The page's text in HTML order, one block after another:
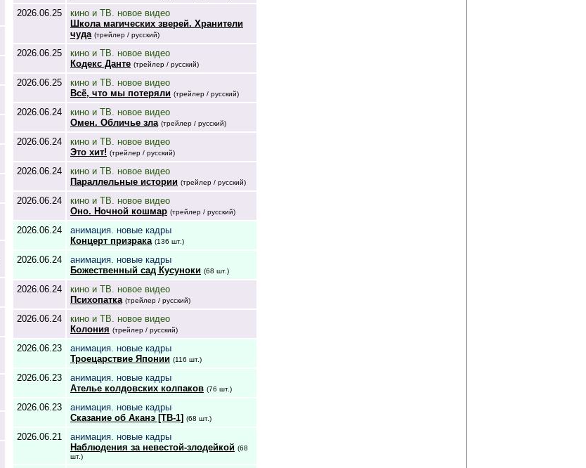
2026.06.25
кино и ТВ. новое видео
Школа магических зверей. Хранители
чуда (трейлер / русский)
2026.06.25
кино и ТВ. новое видео
Кодекс Данте (трейлер / русский)
2026.06.25
кино и ТВ. новое видео
Всё, что мы потеряли (трейлер / русский)
2026.06.24
кино и ТВ. новое видео
Омен. Обличье зла (трейлер / русский)
2026.06.24
кино и ТВ. новое видео
Это хит! (трейлер / русский)
2026.06.24
кино и ТВ. новое видео
Параллельные истории (трейлер / русский)
2026.06.24
кино и ТВ. новое видео
Оно. Ночной кошмар (трейлер / русский)
2026.06.24
анимация. новые кадры
Концерт призрака (136 шт.)
2026.06.24
анимация. новые кадры
Божественный сад Кусуноки (68 шт.)
2026.06.24
кино и ТВ. новое видео
Психопатка (трейлер / русский)
2026.06.24
кино и ТВ. новое видео
Колония (трейлер / русский)
2026.06.23
анимация. новые кадры
Троецарствие Японии (116 шт.)
2026.06.23
анимация. новые кадры
Ателье колдовских колпаков (76 шт.)
2026.06.23
анимация. новые кадры
Сказание об Аканэ [ТВ-1] (68 шт.)
2026.06.21
анимация. новые кадры
Наблюдения за невестой-злодейкой (68
шт.)